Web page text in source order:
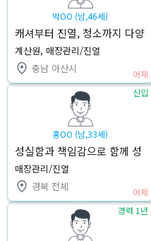
박OO (남,46세)
캐셔부터 진열, 청소까지 다양
한 업무가 가능합니다
계산원, 매장관리/진열
충남 아산시
어제
홍OO (남,33세)
성실함과 책임감으로 함께 성
장하겠습니다
매장관리/진열
경북 전체
신입
어제
경력 1년